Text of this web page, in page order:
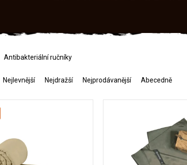
Antibakteriální ručníky
Nejlevnější Nejdražší Nejprodávanější Abecedně